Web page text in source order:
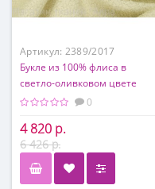
Артикул: 2389/2017
Букле из 100% флиса в
светло-оливковом цвете
0
4 820 р.
6 426 р.